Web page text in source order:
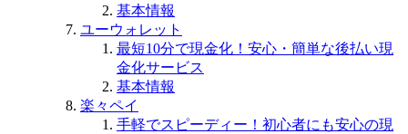
基本情報
ユーウォレット
最短10分で現金化！安心・簡単な後払い現
金化サービス
基本情報
楽々ペイ
手軽でスピーディー！初心者にも安心の現